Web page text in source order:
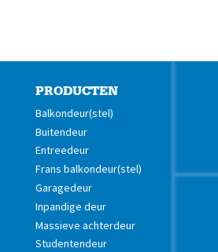
PRODUCTEN
Balkondeur(stel)
Buitendeur
Entreedeur
Frans balkondeur(stel)
Garagedeur
Inpandige deur
Massieve achterdeur
Studentendeur